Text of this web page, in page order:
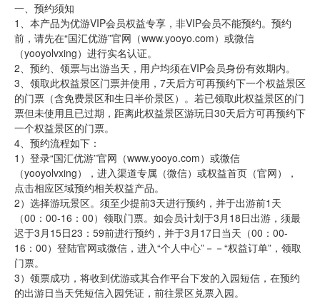
一、预约须知
1、本产品为优游VIP会员权益专享，非VIP会员不能预约。预约
前，请先在“国汇优游”官网（www.yooyo.com）或微信
（yooyolvxing）进行实名认证。
2、预约、领票与出游当天，用户均须在VIP会员身份有效期内。
3、领取此权益景区门票并使用，7天后方可再预约下一个权益景区
的门票（含免费景区和生日半价景区）。若已领取此权益景区的门
票但未使用且已过期，距离此权益景区游玩日30天后方可再预约下
一个权益景区的门票。
4、预约流程如下：
1）登录“国汇优游”官网（www.yooyo.com）或微信
（yooyolvxing），进入渠道专属（微信）或权益首页（官网），
点击相应区域预约相关权益产品。
2）选择游玩景区。须至少提前3天进行预约，并于出游前1天
（00：00-16：00）领取门票。如会员计划于3月18日出游，须最
迟于3月15日23：59前进行预约，并于3月17日当天（00：00-
16：00）登陆官网或微信，进入“个人中心”－－“权益订单”，领取
门票。
3）领票成功，将收到优游或其合作平台下发的入园短信，在预约
的出游日当天凭短信入园凭证，前往景区兑票入园。